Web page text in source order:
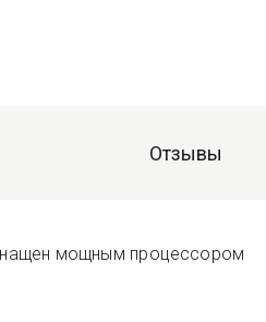
Отзывы
мощным процессором